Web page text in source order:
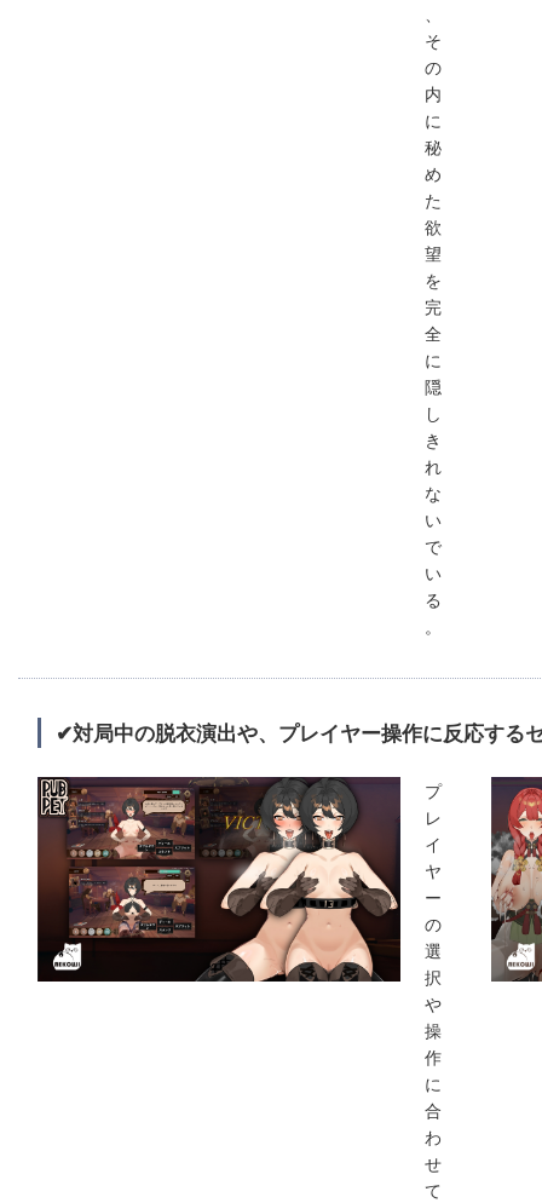
そ
の
内
に
秘
め
た
欲
望
を
完
全
に
隠
し
き
れ
な
い
で
い
る
。
✔対局中の脱衣演出や、プレイヤー操作に反応する
プ
レ
イ
ヤ
ー
の
選
択
や
操
作
に
合
わ
せ
て